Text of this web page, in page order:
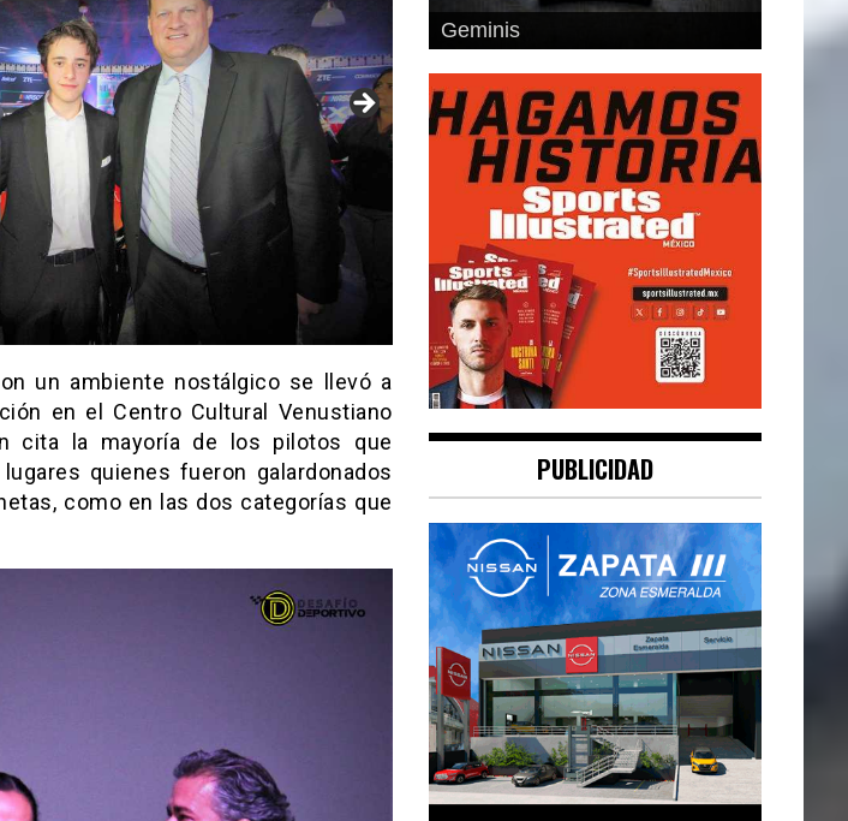
un ambiente nostálgico se llevó a
en el Centro Cultural Venustiano
cita la mayoría de los pilotos que
quienes fueron galardonados
como en las dos categorías que
Cancer
PUBLICIDAD